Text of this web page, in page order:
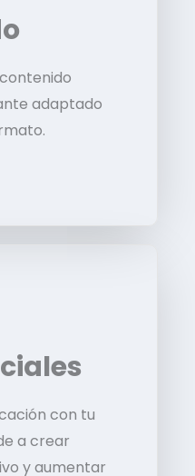
adaptado
con tu
a crear
y aumentar